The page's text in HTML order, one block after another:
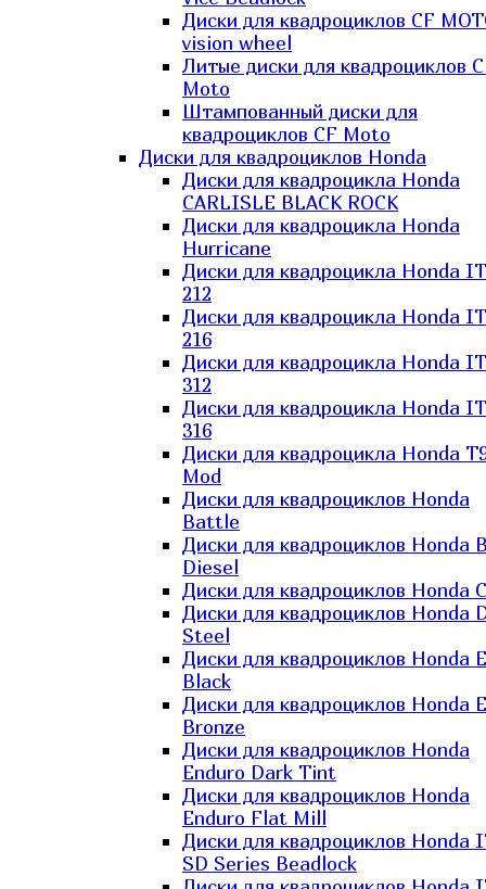
Диски для квадроциклов CF
vision wheel
Литые диски для квадроциклов
Moto
Штампованный диски для
квадроциклов CF Moto
Диски для квадроциклов Honda
Диски для квадроцикла Honda
CARLISLE BLACK ROCK
Диски для квадроцикла Honda
Hurricane
Диски для квадроцикла Honda
212
Диски для квадроцикла Honda
216
Диски для квадроцикла Honda
312
Диски для квадроцикла Honda
316
Диски для квадроцикла Honda
Mod
Диски для квадроциклов Honda
Battle
Диски для квадроциклов Honda
Diesel
Диски для квадроциклов Honda
Диски для квадроциклов Honda
Steel
Диски для квадроциклов Honda
Black
Диски для квадроциклов Honda
Bronze
Диски для квадроциклов Honda
Enduro Dark Tint
Диски для квадроциклов Honda
Enduro Flat Mill
Диски для квадроциклов Honda
SD Series Beadlock